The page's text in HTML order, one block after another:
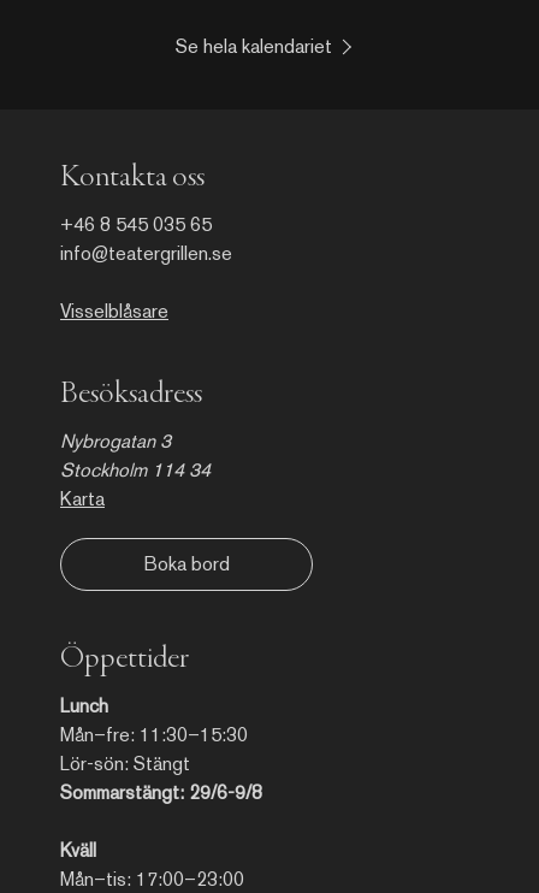
restaurangerna förvandlas tillSe hela kalendariet
Öppettider
Lunch
Mån–fre: 11:30–15:30
Lör-sön: Stängt
Sommarstängt: 29/6-9/8
Kväll
Mån–tis: 17:00–23:00
Kontakta oss
+46 8 545 035 65
info@teatergrillen.se
Visselblåsare
Besöksadress
Nybrogatan 3
Stockholm 114 34
Karta
Boka bord